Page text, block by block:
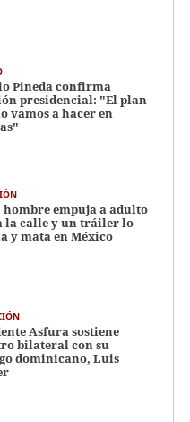
Pineda confirma
presidencial: "El plan
vamos a hacer en
hombre empuja a adulto
la calle y un tráiler lo
y mata en México
Asfura sostiene
bilateral con su
dominicano, Luis